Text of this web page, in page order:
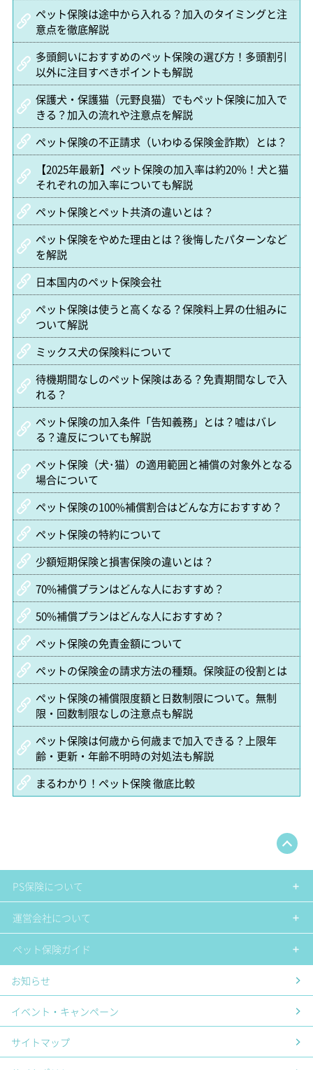
ペット保険は途中から入れる？加入のタイミングと注
意点を徹底解説
多頭飼いにおすすめのペット保険の選び方！多頭割引
以外に注目すべきポイントも解説
保護犬・保護猫（元野良猫）でもペット保険に加入で
きる？加入の流れや注意点を解説
ペット保険の不正請求（いわゆる保険金詐欺）とは？
【2025年最新】ペット保険の加入率は約20%！犬と猫
それぞれの加入率についても解説
ペット保険とペット共済の違いとは？
ペット保険をやめた理由とは？後悔したパターンなど
を解説
日本国内のペット保険会社
ペット保険は使うと高くなる？保険料上昇の仕組みに
ついて解説
ミックス犬の保険料について
待機期間なしのペット保険はある？免責期間なしで入
れる？
ペット保険の加入条件「告知義務」とは？嘘はバレ
る？違反についても解説
ペット保険（犬･猫）の適用範囲と補償の対象外となる
場合について
ペット保険の100%補償割合はどんな方におすすめ？
ペット保険の特約について
少額短期保険と損害保険の違いとは？
70%補償プランはどんな人におすすめ？
50%補償プランはどんな人におすすめ？
ペット保険の免責金額について
ペットの保険金の請求方法の種類。保険証の役割とは
ペット保険の補償限度額と日数制限について。無制
限・回数制限なしの注意点も解説
ペット保険は何歳から何歳まで加入できる？上限年
齢・更新・年齢不明時の対処法も解説
まるわかり！ペット保険 徹底比較
PS保険について
運営会社について
ペット保険ガイド
お知らせ
イベント・キャンペーン
サイトマップ